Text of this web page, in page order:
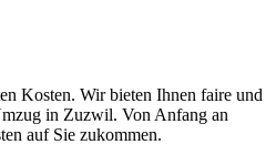
Kosten. Wir bieten Ihnen faire und
in Zuzwil. Von Anfang an
auf Sie zukommen.